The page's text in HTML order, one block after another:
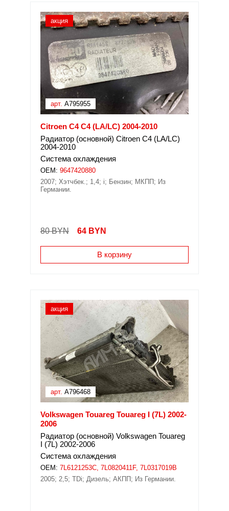
акция
арт. A795955
Citroen C4 C4 (LA/LC) 2004-2010
Радиатор (основной) Citroen C4 (LA/LC)
2004-2010
Система охлаждения
OEM: 9647420880
2007; Хэтчбек.; 1,4; i; Бензин; МКПП; Из
Германии.
80 BYN 64 BYN
В корзину
акция
арт. A796468
Volkswagen Touareg Touareg I (7L) 2002-
2006
Радиатор (основной) Volkswagen Touareg
I (7L) 2002-2006
Система охлаждения
OEM: 7L6121253C, 7L0820411F, 7L0317019B
2005; 2,5; TDi; Дизель; АКПП; Из Германии.